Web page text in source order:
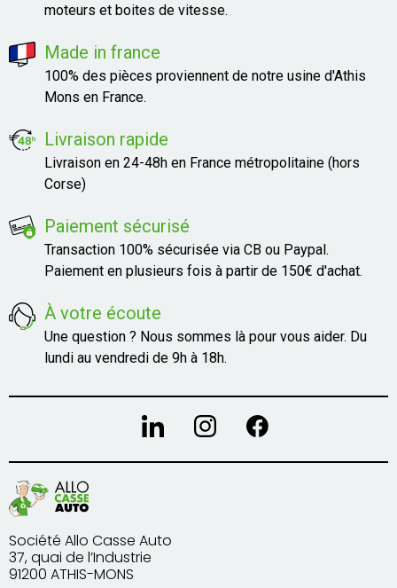
moteurs et boites de vitesse.
Made in france
100% des pièces proviennent de notre usine d'Athis
Mons en France.
Livraison rapide
Livraison en 24-48h en France métropolitaine (hors
Corse)
Paiement sécurisé
Transaction 100% sécurisée via CB ou Paypal.
Paiement en plusieurs fois à partir de 150€ d'achat.
À votre écoute
Une question ? Nous sommes là pour vous aider. Du
lundi au vendredi de 9h à 18h.
Société Allo Casse Auto
37, quai de l’Industrie
91200 ATHIS-MONS